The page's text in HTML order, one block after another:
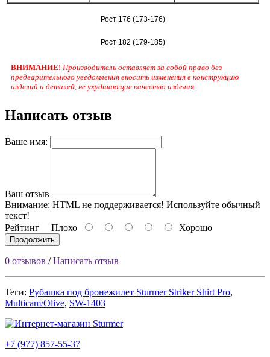
Рост 176 (173-176)
Рост 182 (179-185)
ВНИМАНИЕ! Производитель оставляет за собой право без
предварительного уведомления вносить изменения в конструкцию
изделий и деталей, не ухудшающие качество изделия.
Написать отзыв
Ваше имя:
Ваш отзыв
Внимание: HTML не поддерживается! Используйте обычный
текст!
Рейтинг Плохо Хорошо
Продолжить
0 отзывов /Написать отзыв
Теги: Рубашка под бронежилет Sturmer Striker Shirt Pro,
Multicam/Olive, SW-1403
+7 (977) 857-55-37